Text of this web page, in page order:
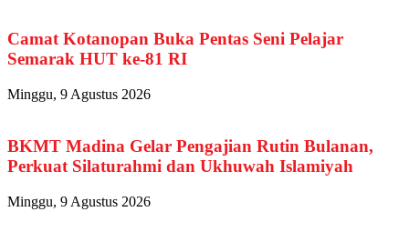
Camat Kotanopan Buka Pentas Seni Pelajar
Semarak HUT ke-81 RI
Minggu, 9 Agustus 2026
BKMT Madina Gelar Pengajian Rutin Bulanan,
Perkuat Silaturahmi dan Ukhuwah Islamiyah
Minggu, 9 Agustus 2026